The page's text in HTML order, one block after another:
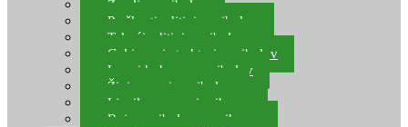
Zemlja za ribolov
Praškasti aditivi za ribolov
Tekući aditivi za ribolov
Gel i sprej atraktori za ribolov
Lovni kukuruz za ribolov
Živi mamci za ribolov
Ljepilo za crve i prihranu
Boje za ribolovnu prihranu